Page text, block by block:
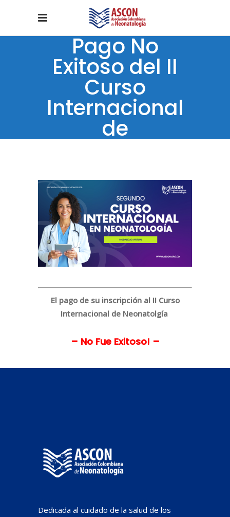
Pago No
Exitoso del II
Curso
Internacional
de
El pago de su inscripción al II Curso
Internacional de Neonatolgía
– No Fue Exitoso! –
Dedicada al cuidado de la salud de los